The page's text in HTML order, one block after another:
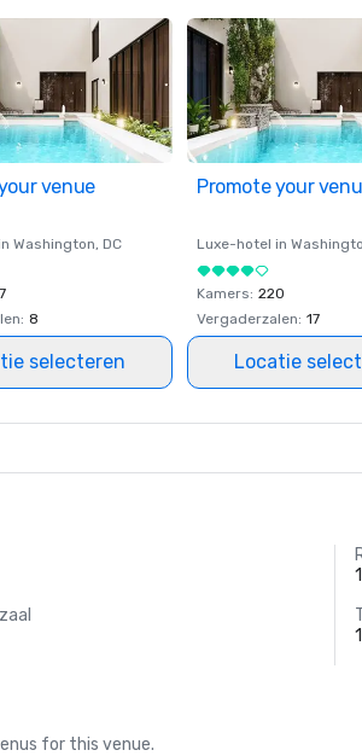
venue
Washington, DC
: 8
selecteren
Promote your
Luxe-hotel in
Kamers: 220
Vergaderzalen: 17
Locatie
for this venue.